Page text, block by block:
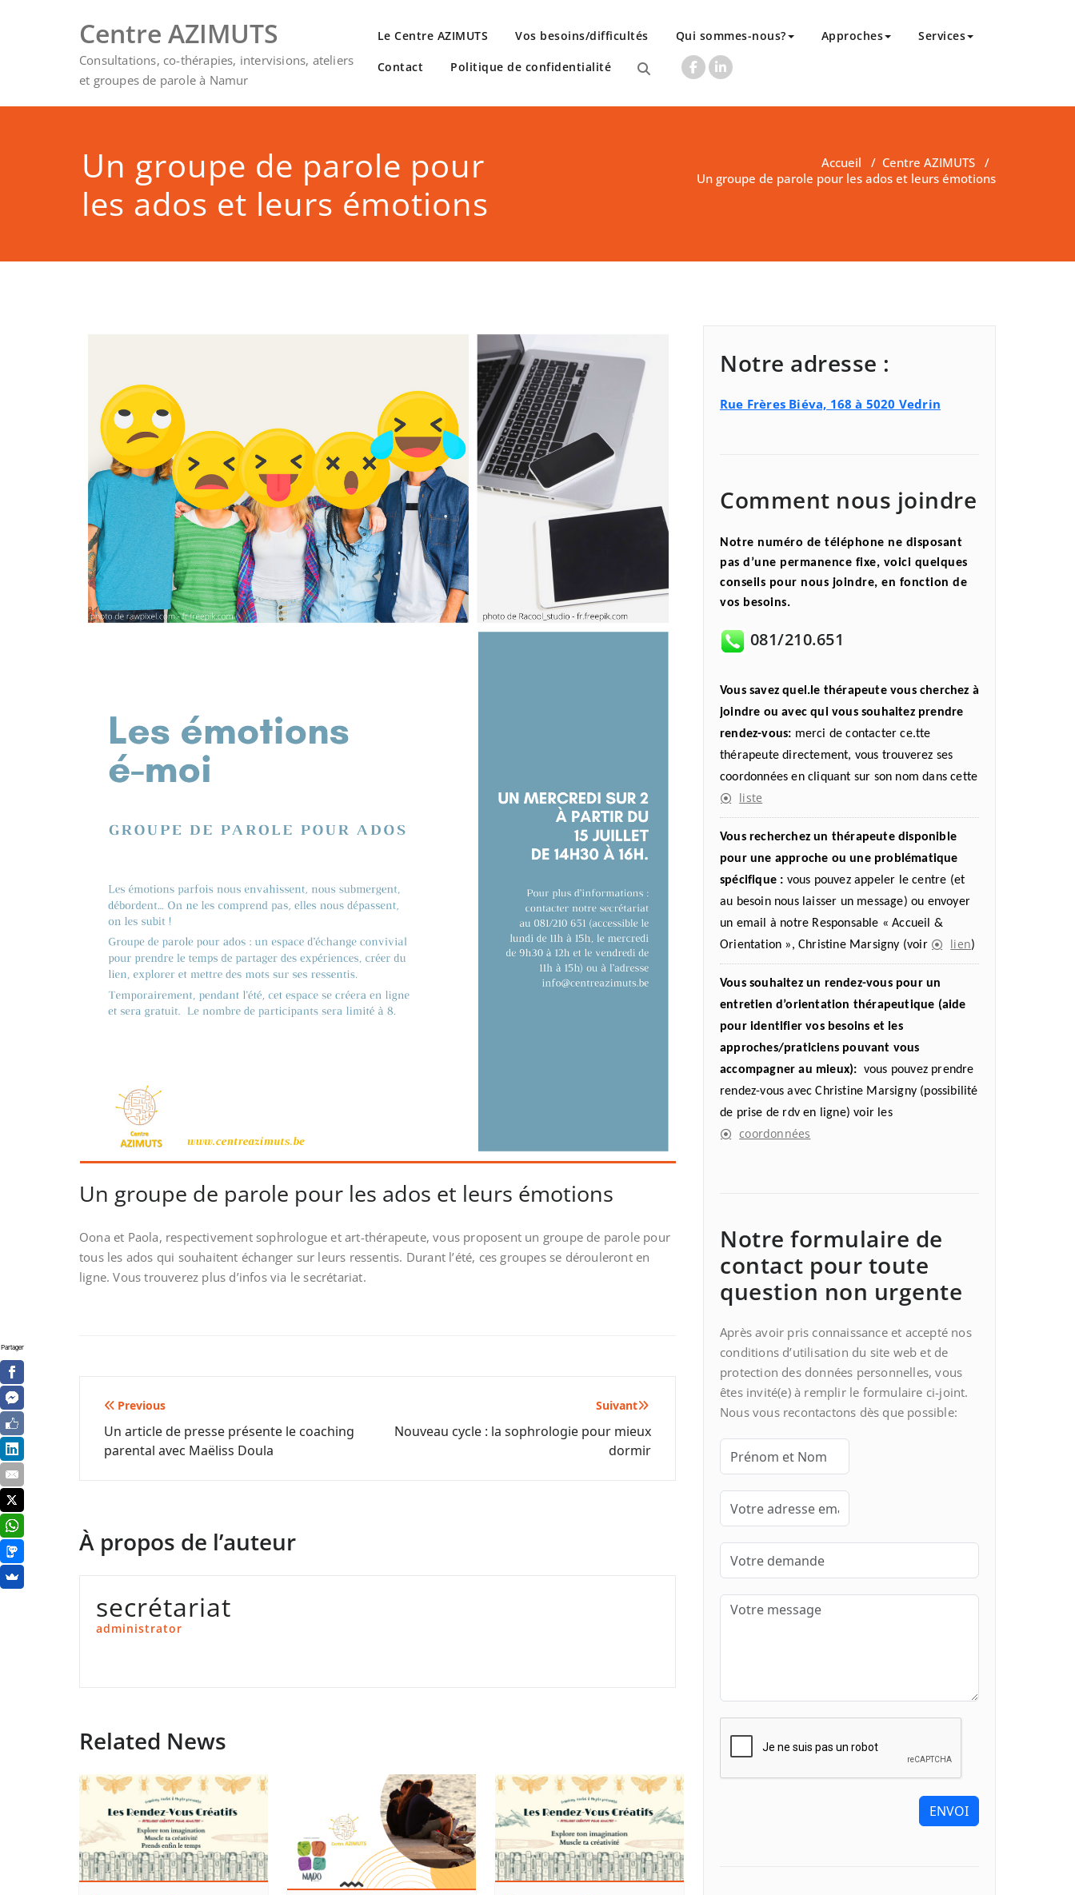
Centre AZIMUTS
Consultations, co-thérapies, intervisions, ateliers
et groupes de parole à Namur
Le Centre AZIMUTS Vos besoins/difficultés Qui sommes-nous? Approches Services
Contact Politique de confidentialité
Un groupe de parole pour
les ados et leurs émotions
Accueil / Centre AZIMUTS /
Un groupe de parole pour les ados et leurs émotions
Un groupe de parole pour les ados et leurs émotions
Oona et Paola, respectivement sophrologue et art-thérapeute, vous proposent un groupe de parole pour
tous les ados qui souhaitent échanger sur leurs ressentis. Durant l’été, ces groupes se dérouleront en
ligne. Vous trouverez plus d’infos via le secrétariat.
Navigation
de
Previous
Un article de presse présente le coaching
parental avec Maëliss Doula
Suivant
Nouveau cycle : la sophrologie pour mieux
dormir
À propos de l’auteur
secrétariat
administrator
Related News
Notre adresse :
Rue Frères Biéva, 168 à 5020 Vedrin
Comment nous joindre
Notre numéro de téléphone ne disposant
pas d’une permanence fixe, voici quelques
conseils pour nous joindre, en fonction de
vos besoins.
081/210.651
Vous savez quel.le thérapeute vous cherchez à
joindre ou avec qui vous souhaitez prendre
rendez-vous: merci de contacter ce.tte
thérapeute directement, vous trouverez ses
coordonnées en cliquant sur son nom dans cette
liste
Vous recherchez un thérapeute disponible
pour une approche ou une problématique
spécifique : vous pouvez appeler le centre (et
au besoin nous laisser un message) ou envoyer
un email à notre Responsable « Accueil &
Orientation », Christine Marsigny (voir
lien)
Vous souhaitez un rendez-vous pour un
entretien d’orientation thérapeutique (aide
pour identifier vos besoins et les
approches/praticiens pouvant vous
accompagner au mieux): vous pouvez prendre
rendez-vous avec Christine Marsigny (possibilité
de prise de rdv en ligne) voir les
coordonnées
Notre formulaire de
contact pour toute
question non urgente
Après avoir pris connaissance et accepté nos
conditions d’utilisation du site web et de
protection des données personnelles, vous
êtes invité(e) à remplir le formulaire ci-joint.
Nous vous recontactons dès que possible:
ENVOI
Partager